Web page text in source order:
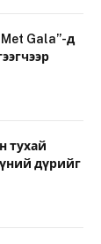
Gala”-д
тухай
дүрийг